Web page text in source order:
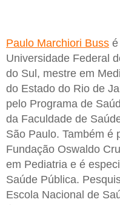
Paulo Marchiori Buss
Universidade Federal
do Sul, mestre em
do Estado do Rio de
pelo Programa de
da Faculdade de
São Paulo. Também é
Fundação Oswaldo
em Pediatria e é
Saúde Pública.
Escola Nacional de